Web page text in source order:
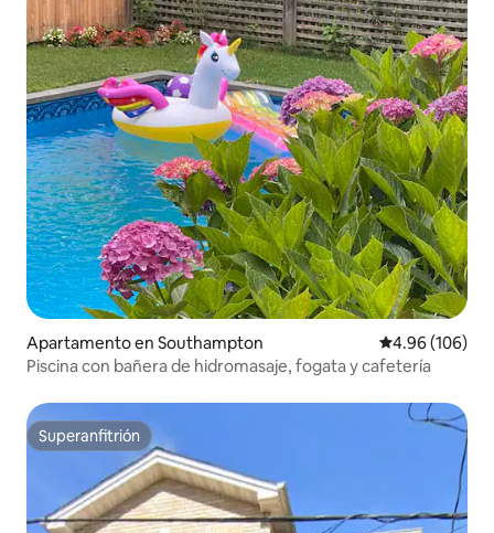
Apartamento en Southampton Calificación
4.96 (106)
Piscina con bañera de hidromasaje, fogata y cafetería
Superanfitrión
Superanfitrión